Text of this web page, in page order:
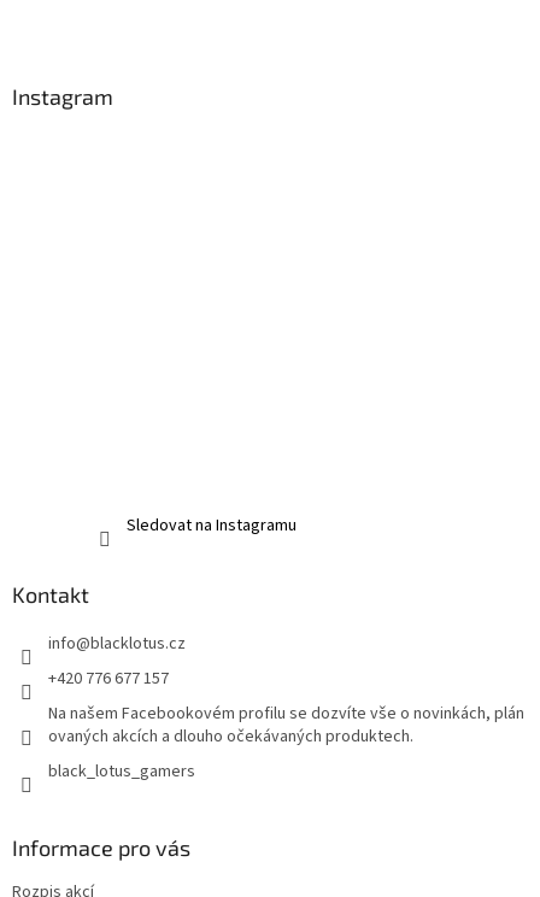
Instagram
Sledovat na Instagramu
Kontakt
info@blacklotus.cz
+420 776 677 157
Na našem Facebookovém profilu se dozvíte vše o novinkách, plán
ovaných akcích a dlouho očekávaných produktech.
black_lotus_gamers
Informace pro vás